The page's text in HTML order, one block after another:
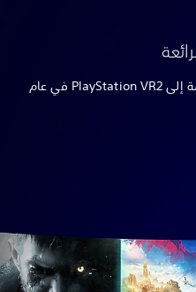
اكتشف بعض الألعاب المذهلة القادمة إلى PlayStation VR2 في عام